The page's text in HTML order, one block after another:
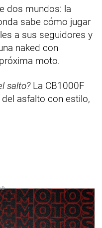
dos mundos: la
sabe cómo jugar
a sus seguidores y
naked con
moto.
salto?La CB1000F
asfalto con estilo,